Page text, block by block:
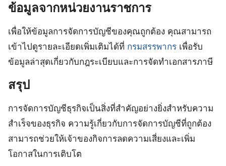
ข้อมูลจากหน่วยงานราชการ
เพื่อให้ข้อมูลการจัดการบัญชีของคุณถูกต้อง คุณสามารถ
เข้าไปดูรายละเอียดเพิ่มเติมได้ที่ กรมสรรพากร เพื่อรับ
ข้อมูลล่าสุดเกี่ยวกับกฎระเบียบและการจัดทำเอกสารภาษี
สรุป
การจัดการบัญชีธุรกิจเป็นสิ่งที่สำคัญอย่างยิ่งสำหรับความ
สำเร็จของธุรกิจ ความรู้เกี่ยวกับการจัดการบัญชีที่ถูกต้อง
สามารถช่วยให้เจ้าของกิจการลดความเสี่ยงและเพิ่ม
โอกาสในการเติบโต